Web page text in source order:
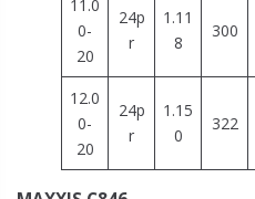
11.0
0-
20
24p
r
1.11
8
300
12.0
0-
20
24p
r
1.15
0
322